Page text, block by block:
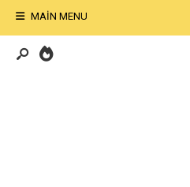
MAIN MENU